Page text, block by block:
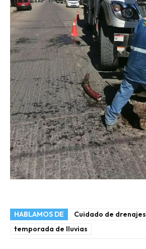
HABLAMOS DE Cuidado de drenajes
temporada de lluvias